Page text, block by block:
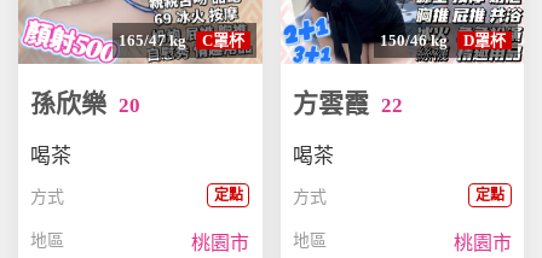
165/47 kg C罩杯
孫欣樂20
喝茶
方式 定點
地區 桃園市
150/46 kg D罩杯
方雲霞 22
喝茶
方式 定點
地區 桃園市